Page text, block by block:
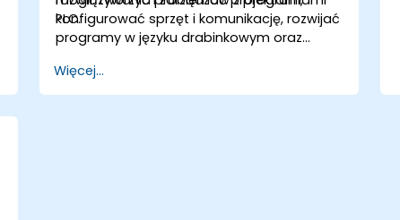
PLC.
konfigurować sprzęt i komunikację, rozwijać
programy w języku drabinkowym oraz
Więcej...